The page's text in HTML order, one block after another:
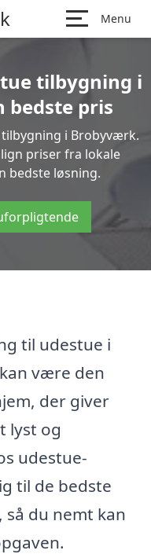
Menu
tilbygning i
pris
i Brobyværk.
priser fra lokale
bedste løsning.
til udestue i
være den
der giver
lyst og
udestue-
til de bedste
du nemt kan